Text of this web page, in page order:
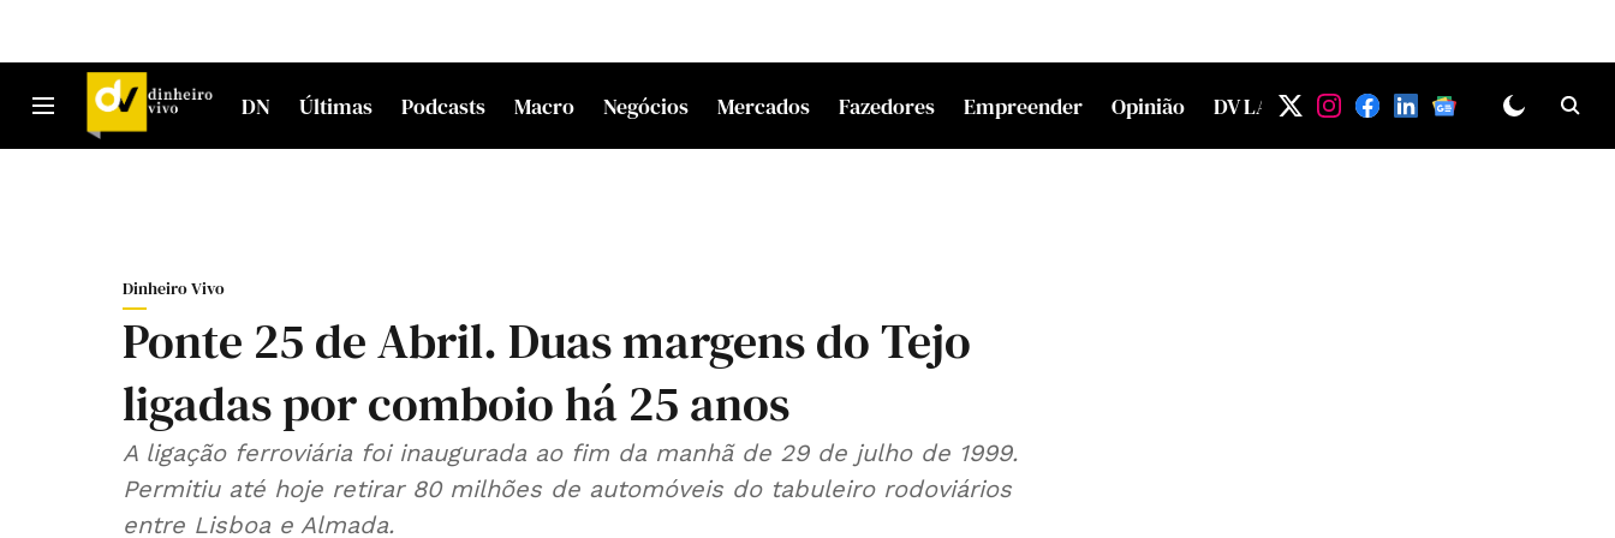
DN Últimas Podcasts Macro Negócios Mercados Fazedores Empreender Opinião DV LAB
Dinheiro Vivo
Ponte 25 de Abril. Duas margens do Tejo
ligadas por comboio há 25 anos
A ligação ferroviária foi inaugurada ao fim da manhã de 29 de julho de 1999.
Permitiu até hoje retirar 80 milhões de automóveis do tabuleiro rodoviários
entre Lisboa e Almada.